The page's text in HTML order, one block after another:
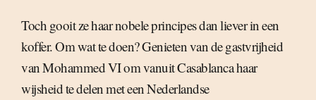
Toch gooit ze haar nobele principes dan liever in een
koffer. Om wat te doen? Genieten van de gastvrijheid
van Mohammed VI om vanuit Casablanca haar
wijsheid te delen met een Nederlandse